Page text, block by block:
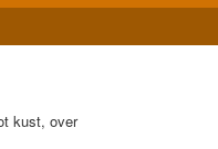
kust, over